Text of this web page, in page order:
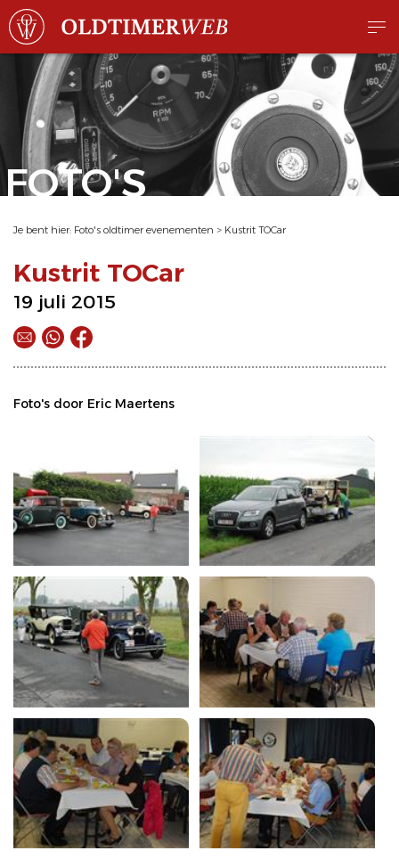
FOTO'S
Je bent hier: Foto's oldtimer evenementen > Kustrit TOCar
Kustrit TOCar
19 juli 2015
Foto's door Eric Maertens